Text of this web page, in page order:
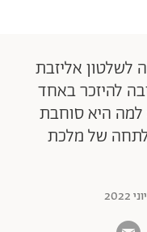
הג'ובילי לכבוד 70 שנה לשלטון אליזבת
להיזכר באחד
למה היא סוחבת
של מלכת